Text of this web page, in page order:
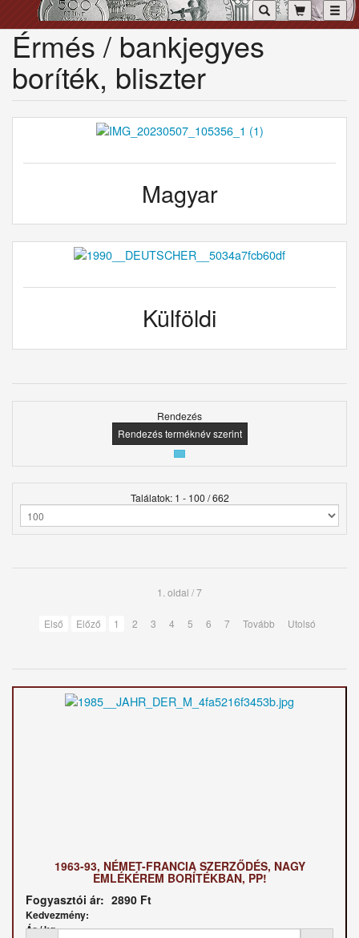
Érmés / bankjegyes
boríték, bliszter
Magyar
Külföldi
Rendezés
Rendezés terméknév szerint
Találatok: 1 - 100 / 662
1. oldal / 7
Első Előző 1 2 3 4 5 6 7 Tovább Utolsó
1963-93, NÉMET-FRANCIA SZERZŐDÉS, NAGY
EMLÉKÉREM BORÍTÉKBAN, PP!
Fogyasztói ár: 2890 Ft
Kedvezmény:
Ár / kg: